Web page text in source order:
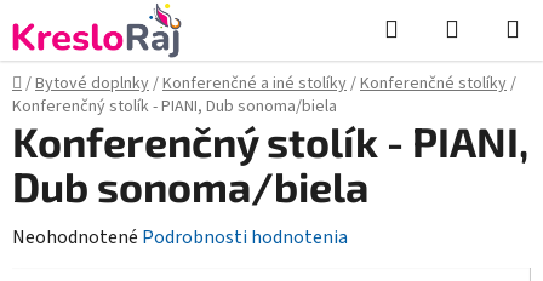
na
obsah
Hľadať
KOŠÍK
Domov
/Bytové doplnky/Konferenčné a iné stolíky/Konferenčné stolíky/
Konferenčný stolík - PIANI, Dub sonoma/biela
Konferenčný stolík - PIANI,
Dub sonoma/biela
Priemerné
Neohodnotené Podrobnosti hodnotenia